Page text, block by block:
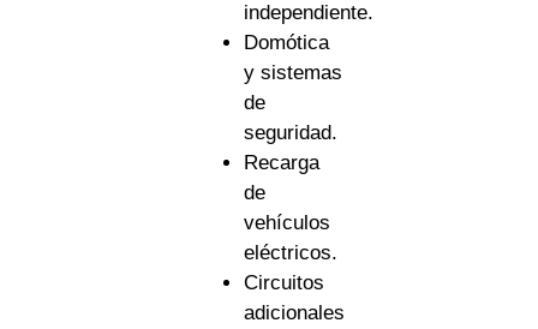
independiente.
Domótica
y sistemas
de
seguridad.
Recarga
de
vehículos
eléctricos.
Circuitos
adicionales